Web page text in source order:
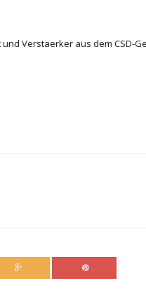
und Verstaerker aus dem CSD-